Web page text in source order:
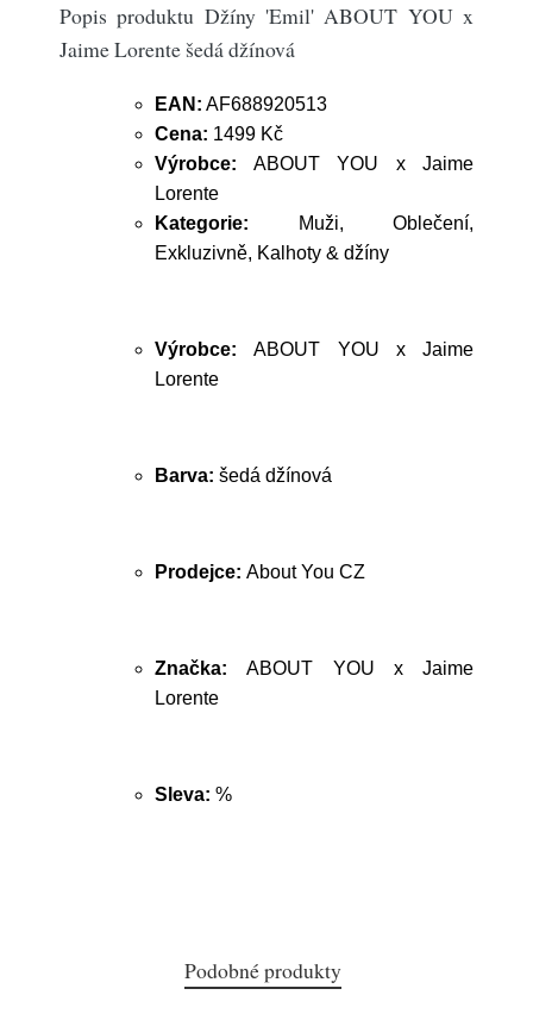
Popis produktu Džíny 'Emil' ABOUT YOU x
Jaime Lorente šedá džínová
EAN: AF688920513
Cena: 1499 Kč
Výrobce: ABOUT YOU x Jaime
Lorente
Kategorie: Muži, Oblečení,
Exkluzivně, Kalhoty & džíny
Výrobce:ABOUT YOU x Jaime
Lorente
Barva: šedá džínová
Prodejce: About You CZ
Značka:ABOUT YOU x Jaime
Lorente
Sleva: %
Podobné produkty